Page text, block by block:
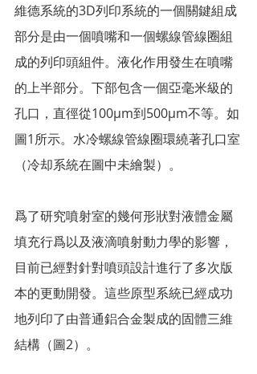
維德系統的3D列印系統的一個關鍵組成
部分是由一個噴嘴和一個螺線管線圈組
成的列印頭組件。液化作用發生在噴嘴
的上半部分。下部包含一個亞毫米級的
孔口，直徑從100µm到500µm不等。如
圖1所示。水冷螺線管線圈環繞著孔口室
（冷却系統在圖中未繪製）。
爲了研究噴射室的幾何形狀對液體金屬
填充行爲以及液滴噴射動力學的影響，
目前已經對針對噴頭設計進行了多次版
本的更動開發。這些原型系統已經成功
地列印了由普通鋁合金製成的固體三維
結構（圖2）。